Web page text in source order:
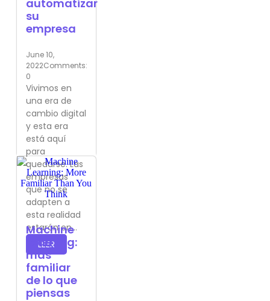
automatizar
su
empresa
June 10,
2022Comments:
0
Vivimos en
una era de
cambio digital
y esta era
está aquí
para
quedarse. Las
empresas
que no se
adapten a
esta realidad
estarán en...
LEER
Machine
Learning:
más
familiar
de lo que
piensas